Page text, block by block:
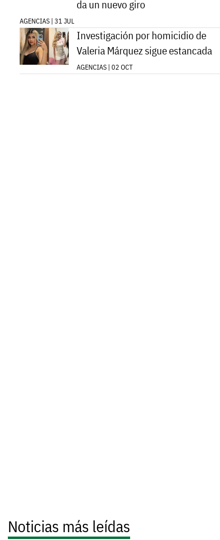
da un nuevo giro
AGENCIAS | 31 JUL
Investigación por homicidio de
Valeria Márquez sigue estancada
AGENCIAS | 02 OCT
Noticias más leídas